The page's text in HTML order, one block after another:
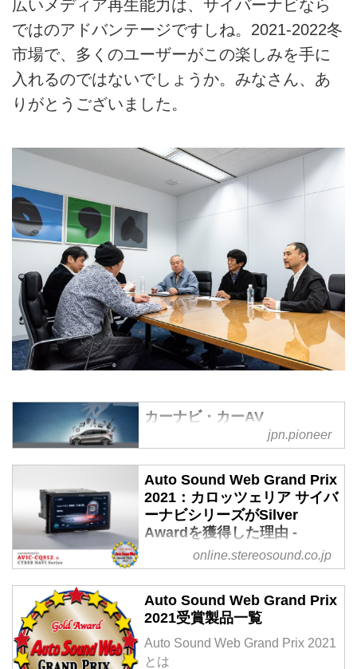
広いメディア再生能力は、サイバーナビなら
ではのアドバンテージですしね。2021-2022冬
市場で、多くのユーザーがこの楽しみを手に
入れるのではないでしょうか。みなさん、あ
りがとうございました。
カーナビ・カーAV
carrozzeria | パイオニア株式
会社
パイオニア株式会社のカーナビ・
カーAVブランド、カロッツェリ
アの商品情報。サイバーナビ、楽
ナビなどカーナビ商品をはじめカ
ーオーディオコンポーネントなど
カロッツェリア全商品がご覧いた
だけます。
jpn.pioneer
Auto Sound Web Grand Prix
2021：カロッツェリア サイバ
ーナビシリーズがSilver
Awardを獲得した理由 -
Stereo Sound ONLINE
ー記事。
online.stereosound.co.jp
Auto Sound Web Grand Prix
2021受賞製品一覧
Auto Sound Web Grand Prix 2021
とは